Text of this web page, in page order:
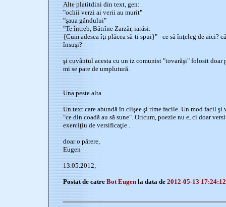
Alte platitdini din text, gen:
"ochii verzi ai verii au murit"
"şaua gândului"
"Te întreb, Bătrîne Zarzăr, iarăsi:
{Cum adesea îţi plăcea să-ti spui}" - ce să înţeleg de aici?
însuşi?
şi cuvântul acesta cu un iz comunist "tovarăşi" folosit doar
mi se pare de umplutură.
Una peste alta
Un text care abundă în clişee şi rime facile. Un mod facil şi
"ce din coadă au să sune". Oricum, poezie nu e, ci doar
exerciţiu de versificaţie .
doar o părere,
Eugen
13.05.2012,
Postat de catre Bot Eugen la data de 2012-05-13 17:24:12